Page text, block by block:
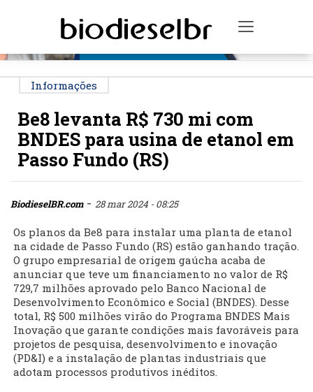
Toggle
Informações
Be8 levanta R$ 730 mi com
BNDES para usina de etanol em
Passo Fundo (RS)
BiodieselBR.com- 28 mar 2024 - 08:25
Os planos da Be8 para instalar uma planta de etanol
na cidade de Passo Fundo (RS) estão ganhando tração.
O grupo empresarial de origem gaúcha acaba de
anunciar que teve um financiamento no valor de R$
729,7 milhões aprovado pelo Banco Nacional de
Desenvolvimento Econômico e Social (BNDES). Desse
total, R$ 500 milhões virão do Programa BNDES Mais
Inovação que garante condições mais favoráveis para
projetos de pesquisa, desenvolvimento e inovação
(PD&I) e a instalação de plantas industriais que
adotam processos produtivos inéditos.